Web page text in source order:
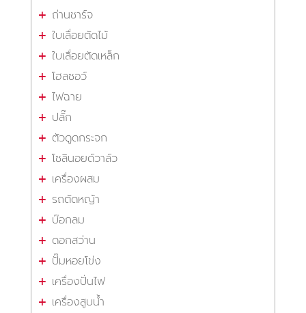
ถ่านชาร์จ
ใบเลื่อยตัดไม้
ใบเลื่อยตัดเหล็ก
โฮลซอว์
ไฟฉาย
ปลั๊ก
ตัวดูดกระจก
โซลินอยด์วาล์ว
เครื่องผสม
รถตัดหญ้า
บ๊อกลม
ดอกสว่าน
ปั๊มหอยโข่ง
เครื่องปั่นไฟ
เครื่องสูบน้ำ